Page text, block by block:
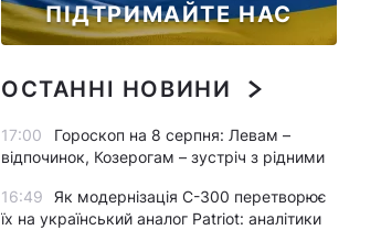
ПІДТРИМАЙТЕ НАС
ОСТАННІ НОВИНИ
17:00
Гороскоп на 8 серпня: Левам –
відпочинок, Козерогам – зустріч з рідними
16:49
Як модернізація С-300 перетворює
їх на український аналог Patriot: аналітики